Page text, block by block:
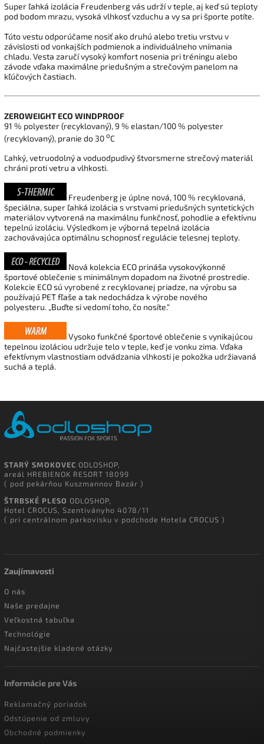
Super ľahká izolácia Freudenbergvás udržívteple,aj keď sú teploty
pod bodom mrazu, vysoká vlhkosť vzduchu a vy sa pri športe potíte.
Tútovestu odporúčame nosiť akodruhú alebo tretiu vrstvu v
závislosti od vonkajších podmienok a individuálneho vnímania
chladu. Vesta zaručí vysoký komfort nosenia pri tréningu alebo
závode vďaka maximálne priedušným a strečovým panelom na
kľúčových častiach.
ZEROWEIGHT ECO WINDPROOF
91 % polyester (recyklovaný), 9 % elastan/100 % polyester
(recyklovaný), pranie do 30 oC
Ľahký, vetruodolný a voduodpudivý štvorsmerne strečový materiál
chráni protivetru a vlhkosti.
Freudenberg je úplne nová, 100 % recyklovaná,
špeciálna, super ľahká izolácia s vrstvami priedušných syntetických
materiálov vytvorená na maximálnu funkčnosť, pohodlie a efektívnu
tepelnú izoláciu. Výsledkom je výborná tepelná izolácia
zachovávajúca optimálnu schopnosť regulácie telesnej teploty.
Nová kolekcia ECO prináša vysokovýkonné
športové oblečenie s minimálnym dopadom na životné prostredie.
Kolekcie ECO sú vyrobené z recyklovanej priadze, na výrobu sa
používajú PET fľaše a tak nedochádza k výrobe nového
polyesteru. „Buďte si vedomí toho, čo nosíte.“
Vysoko funkčné športové oblečenie s vynikajúcou
tepelnou izoláciou udržuje telo v teple, keď je vonku zima. Vďaka
efektívnym vlastnostiam odvádzania vlhkosti je pokožka udržiavaná
suchá a teplá.
STARÝ SMOKOVEC ODLOSHOP,
areál HREBIENOK RESORT 18099
( pod pekárňou Kuszmannov Bazár )
ŠTRBSKÉ PLESO ODLOSHOP,
Hotel CROCUS, Szentiványho 4078/11
( pri centrálnom parkovisku v podchode Hotela CROCUS )
Zaujímavosti
O nás
Naše predajne
Veľkostná tabuľka
Technológie
Najčastejšie kladené otázky
Informácie pre Vás
Reklamačný poriadok
Odstúpenie od zmluvy
Obchodné podmienky